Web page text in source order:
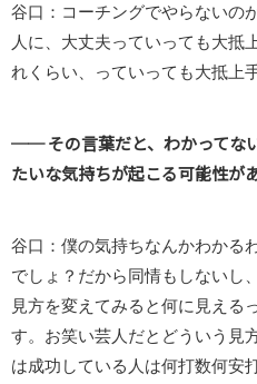
谷口：コーチングでやらないの
人に、大丈夫っていっても大抵
れくらい、っていっても大抵上
── その言葉だと、わかってな
たいな気持ちが起こる可能性が
谷口：僕の気持ちなんかわかる
でしょ？だから同情もしないし
見方を変えてみると何に見える
す。お笑い芸人だとどういう見
は成功している人は何打数何安